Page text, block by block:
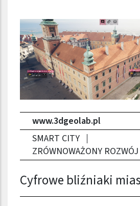
www.3dgeolab.pl
SMART CITY
ZRÓWNOWAŻONY ROZWÓJ
Cyfrowe bliźniaki